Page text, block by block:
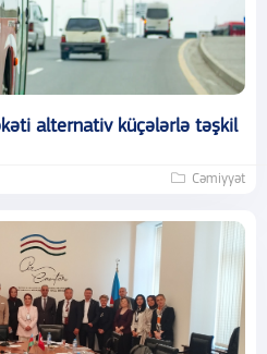
alternativ küçələrlə təşkil
Cəmiyyət